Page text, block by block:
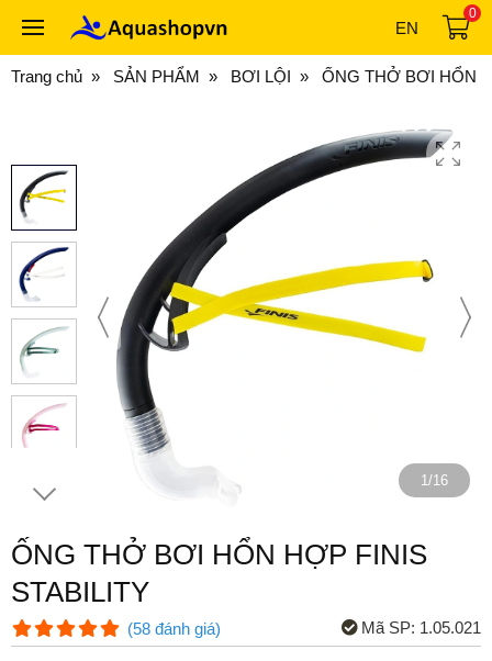
EN
0
Trang chủ SẢN PHẨM BƠI LỘI ỐNG THỞ BƠI HỔN
1/16
ỐNG THỞ BƠI HỔN HỢP FINIS
STABILITY
(58 đánh giá) Mã SP: 1.05.021